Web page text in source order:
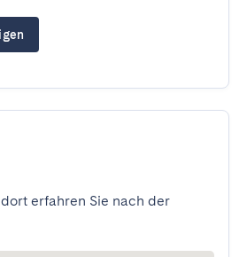
erfahren Sie nach der